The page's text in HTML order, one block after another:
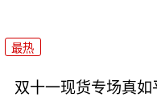
最热
双十一现货专场真如